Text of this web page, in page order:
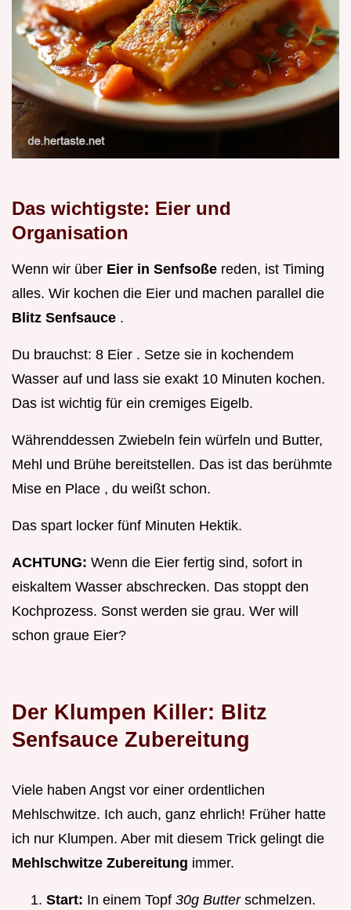
Das wichtigste: Eier und
Organisation
Wenn wir über Eier in Senfsoße reden, ist Timing
alles. Wir kochen die Eier und machen parallel die
Blitz Senfsauce .
Du brauchst: 8 Eier . Setze sie in kochendem
Wasser auf und lass sie exakt 10 Minuten kochen.
Das ist wichtig für ein cremiges Eigelb.
Währenddessen Zwiebeln fein würfeln und Butter,
Mehl und Brühe bereitstellen. Das ist das berühmte
Mise en Place , du weißt schon.
Das spart locker fünf Minuten Hektik.
ACHTUNG: Wenn die Eier fertig sind, sofort in
eiskaltem Wasser abschrecken. Das stoppt den
Kochprozess. Sonst werden sie grau. Wer will
schon graue Eier?
Der Klumpen Killer: Blitz
Senfsauce Zubereitung
Viele haben Angst vor einer ordentlichen
Mehlschwitze. Ich auch, ganz ehrlich! Früher hatte
ich nur Klumpen. Aber mit diesem Trick gelingt die
Mehlschwitze Zubereitung immer.
Start: In einem Topf 30g Butter schmelzen.